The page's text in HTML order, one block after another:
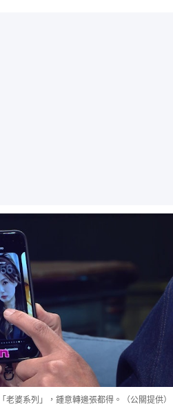
婆系列」，鍾意轉邊張都得。（公關提供）